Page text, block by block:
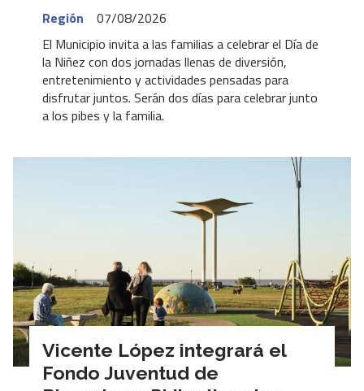
Región
07/08/2026
El Municipio invita a las familias a celebrar el Día de
la Niñez con dos jornadas llenas de diversión,
entretenimiento y actividades pensadas para
disfrutar juntos. Serán dos días para celebrar junto
a los pibes y la familia.
Vicente López integrará el
Fondo Juventud de